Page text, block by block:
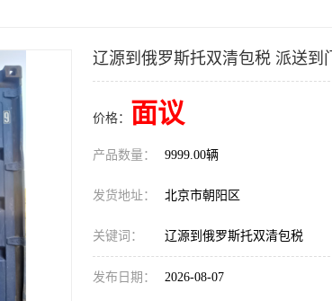
辽源到俄罗斯托双清包税 派送到门
价格： 面议
产品数量： 9999.00辆
发货地址： 北京市朝阳区
关键词： 辽源到俄罗斯托双清包税
发布日期： 2026-08-07